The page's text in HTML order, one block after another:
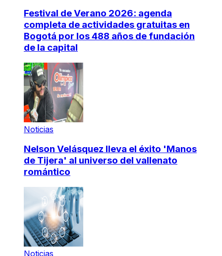
Festival de Verano 2026: agenda
completa de actividades gratuitas en
Bogotá por los 488 años de fundación
de la capital
Noticias
Nelson Velásquez lleva el éxito 'Manos
de Tijera' al universo del vallenato
romántico
Noticias